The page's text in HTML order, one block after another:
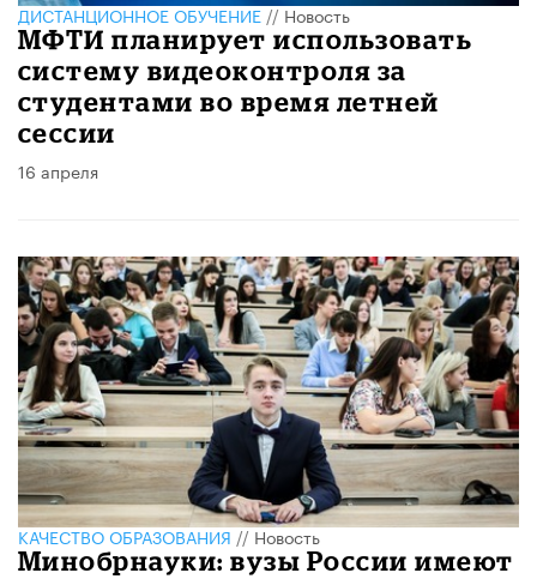
ДИСТАНЦИОННОЕ ОБУЧЕНИЕ//Новость
МФТИ планирует использовать
систему видеоконтроля за
студентами во время летней
сессии
16 апреля
КАЧЕСТВО ОБРАЗОВАНИЯ//Новость
Минобрнауки: вузы России имеют